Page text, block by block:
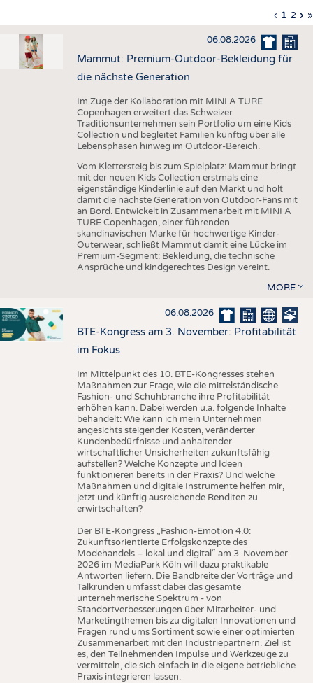
TESTS
AUSSCHREIBUNGEN
DTV AUSSCHREIBUNGSDIENST
FAKTEN
STATISTICS
ADRESSEN & LINKS
PUBLIKATIONEN
TERMINE
BRANCHENTERMINE
Seitennummerierung
Seite
‹
Seite
1 Seite
2 › »
06.08.2026
Mammut: Premium-Outdoor-Bekleidung für
die nächste Generation
Im Zuge der Kollaboration mit MINI A TURE
Copenhagen erweitert das Schweizer
Traditionsunternehmen sein Portfolio um eine Kids
Collection und begleitet Familien künftig über alle
Lebensphasen hinweg im Outdoor-Bereich.
Vom Klettersteig bis zum Spielplatz: Mammut bringt
mit der neuen Kids Collection erstmals eine
eigenständige Kinderlinie auf den Markt und holt
damit die nächste Generation von Outdoor-Fans mit
an Bord. Entwickelt in Zusammenarbeit mit MINI A
TURE Copenhagen, einer führenden
skandinavischen Marke für hochwertige Kinder-
Outerwear, schließt Mammut damit eine Lücke im
Premium-Segment: Bekleidung, die technische
Ansprüche und kindgerechtes Design vereint.
MORE
06.08.2026
BTE-Kongress am 3. November: Profitabilität
im Fokus
Im Mittelpunkt des 10. BTE-Kongresses stehen
Maßnahmen zur Frage, wie die mittelständische
Fashion- und Schuhbranche ihre Profitabilität
erhöhen kann. Dabei werden u.a. folgende Inhalte
behandelt: Wie kann ich mein Unternehmen
angesichts steigender Kosten, veränderter
Kundenbedürfnisse und anhaltender
wirtschaftlicher Unsicherheiten zukunftsfähig
aufstellen? Welche Konzepte und Ideen
funktionieren bereits in der Praxis? Und welche
Maßnahmen und digitale Instrumente helfen mir,
jetzt und künftig ausreichende Renditen zu
erwirtschaften?
Der BTE-Kongress „Fashion-Emotion 4.0:
Zukunftsorientierte Erfolgskonzepte des
Modehandels – lokal und digital“ am 3. November
2026 im MediaPark Köln will dazu praktikable
Antworten liefern. Die Bandbreite der Vorträge und
Talkrunden umfasst dabei das gesamte
unternehmerische Spektrum - von
Standortverbesserungen über Mitarbeiter- und
Marketingthemen bis zu digitalen Innovationen und
Fragen rund ums Sortiment sowie einer optimierten
Zusammenarbeit mit den Industriepartnern. Ziel ist
es, den Teilnehmenden Impulse und Werkzeuge zu
vermitteln, die sich einfach in die eigene betriebliche
Praxis integrieren lassen.